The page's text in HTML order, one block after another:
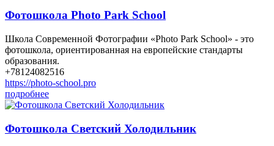
Фотошкола Photo Park School
Школа Современной Фотографии «Photo Park School» - это
фотошкола, ориентированная на европейские стандарты
образования.
+78124082516
https://photo-school.pro
подробнее
Фотошкола Светский Холодильник